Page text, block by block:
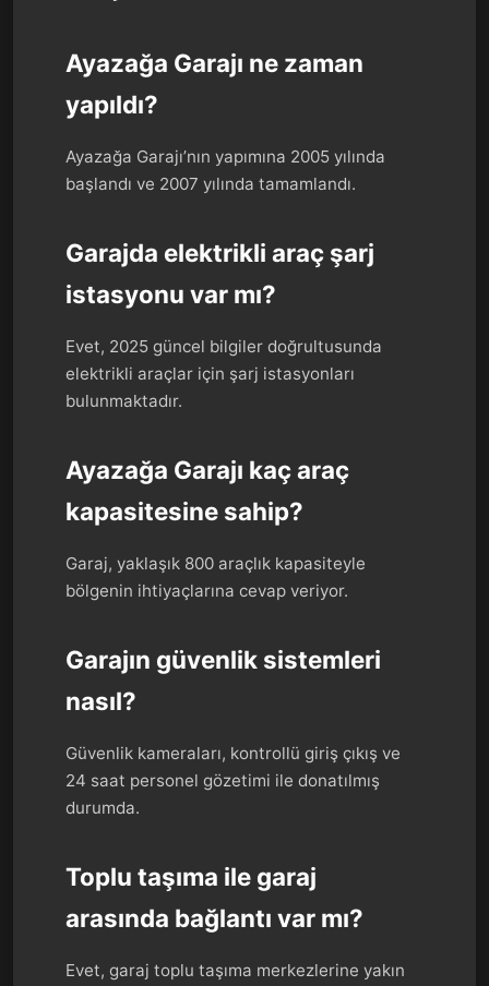
Ayazağa Garajı ne zaman
yapıldı?
Ayazağa Garajı’nın yapımına 2005 yılında
başlandı ve 2007 yılında tamamlandı.
Garajda elektrikli araç şarj
istasyonu var mı?
Evet, 2025 güncel bilgiler doğrultusunda
elektrikli araçlar için şarj istasyonları
bulunmaktadır.
Ayazağa Garajı kaç araç
kapasitesine sahip?
Garaj, yaklaşık 800 araçlık kapasiteyle
bölgenin ihtiyaçlarına cevap veriyor.
Garajın güvenlik sistemleri
nasıl?
Güvenlik kameraları, kontrollü giriş çıkış ve
24 saat personel gözetimi ile donatılmış
durumda.
Toplu taşıma ile garaj
arasında bağlantı var mı?
Evet, garaj toplu taşıma merkezlerine yakın